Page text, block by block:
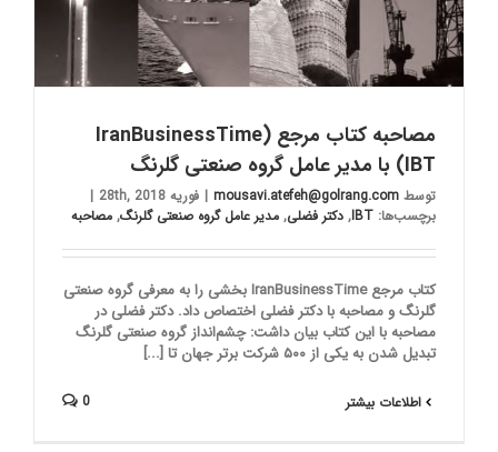
مصاحبه کتاب مرجع (IranBusinessTime
(IBT با مدیر عامل گروه صنعتی گلرنگ
توسط mousavi.atefeh@golrang.com
| فوریه 28th, 2018
|
برچسب‌ها: IBT
, دکتر فضلی, مدیر عامل گروه صنعتی گلرنگ, مصاحبه
کتاب مرجع IranBusinessTime بخشی را به معرفی گروه صنعتی
گلرنگ و مصاحبه با دکتر فضلی اختصاص داد. دکتر فضلی در
مصاحبه با این کتاب بیان داشت: چشم‌انداز گروه صنعتی گلرنگ
تبدیل شدن به یکی از ۵۰۰ شرکت برتر جهان تا [...]
اطلاعات بیشتر 0